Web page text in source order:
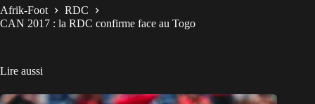
Afrik-Foot
RDC
CAN 2017 : la RDC confirme face au Togo
Lire aussi